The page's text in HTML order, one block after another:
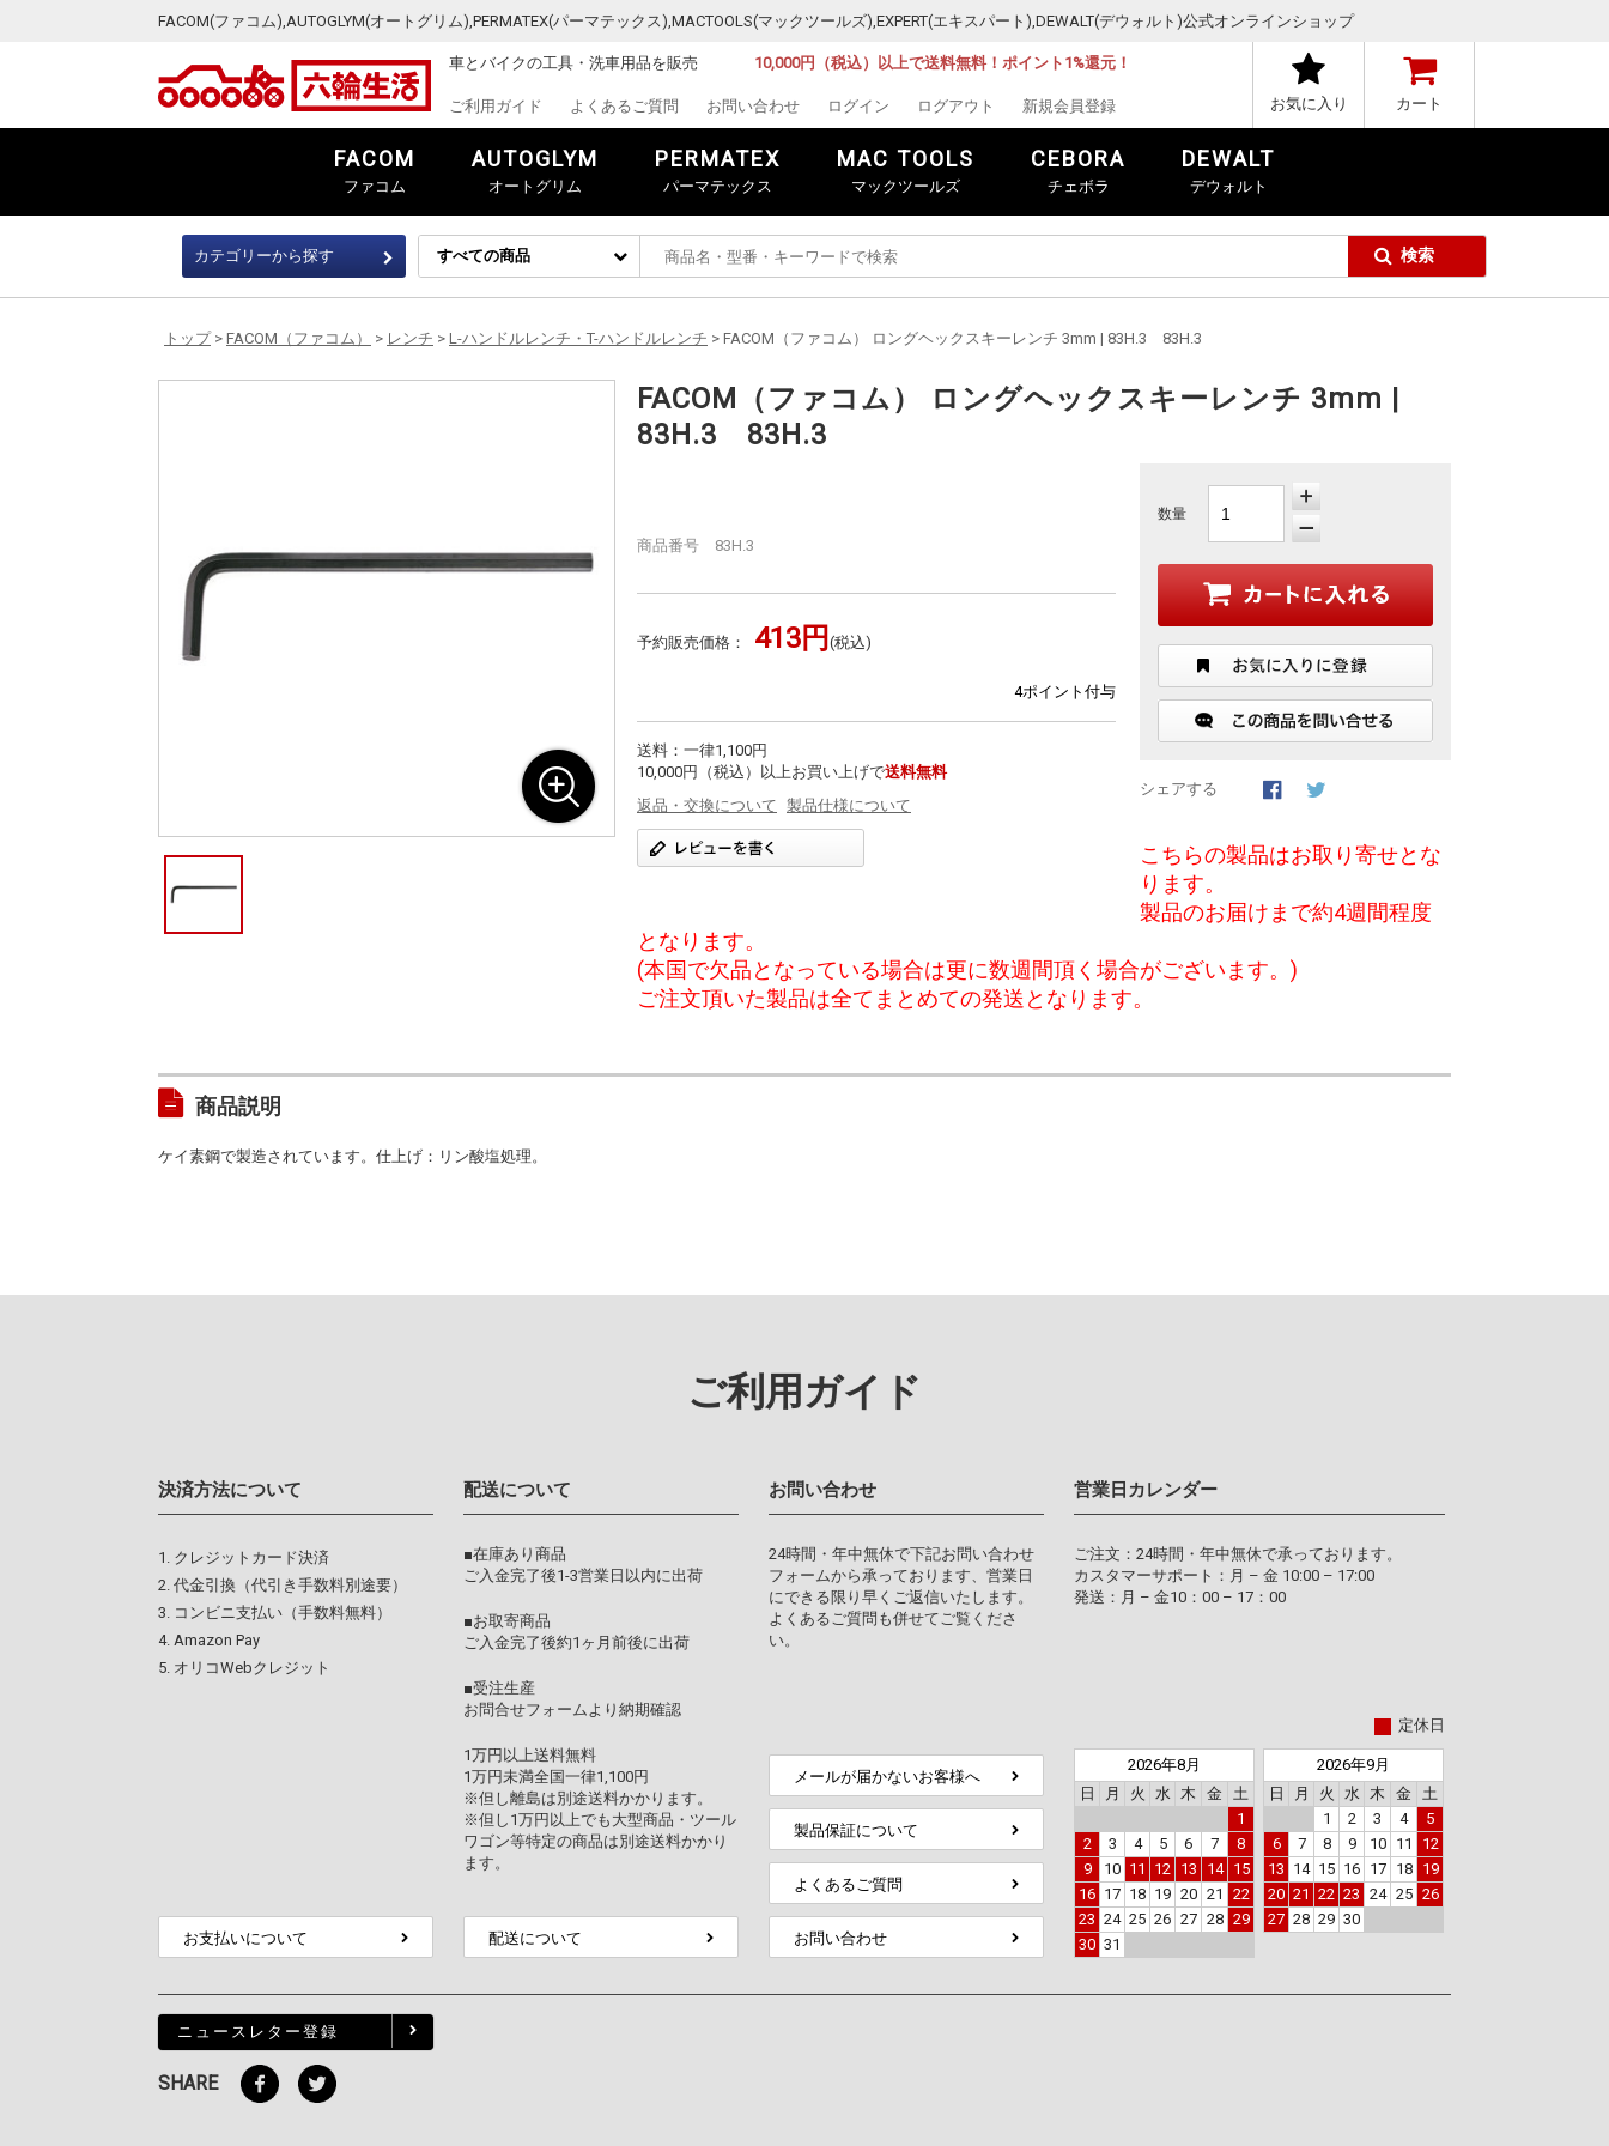
FACOM(ファコム),AUTOGLYM(オートグリム),PERMATEX(パーマテックス),MACTOOLS(マックツールズ),EXPERT(エキスパート),DEWALT(デウォルト)公式オンラインショップ
車とバイクの工具・洗車用品を販売 10,000円（税込）以上で送料無料！ポイント1%還元！
ご利用ガイド よくあるご質問 お問い合わせ ログイン ログアウト 新規会員登録 お気に入り カート
FACOM
ファコム
AUTOGLYM
オートグリム
PERMATEX
パーマテックス
MAC TOOLS
マックツールズ
CEBORA
チェボラ
DEWALT
デウォルト
カテゴリーから探す
トップ> FACOM（ファコム） > レンチ > L-ハンドルレンチ・T-ハンドルレンチ > FACOM（ファコム） ロングヘックスキーレンチ 3mm | 83H.3 83H.3
FACOM（ファコム） ロングヘックスキーレンチ 3mm |
83H.3 83H.3
商品番号 83H.3
予約販売価格： 413円 (税込)
4ポイント付与
送料：一律1,100円
10,000円（税込）以上お買い上げで送料無料
返品・交換について 製品仕様について
数量
シェアする
こちらの製品はお取り寄せとな
ります。
製品のお届けまで約4週間程度
となります。
(本国で欠品となっている場合は更に数週間頂く場合がございます。)
ご注文頂いた製品は全てまとめての発送となります。
商品説明
ケイ素鋼で製造されています。仕上げ：リン酸塩処理。
ご利用ガイド
決済方法について
クレジットカード決済
代金引換（代引き手数料別途要）
コンビニ支払い（手数料無料）
Amazon Pay
オリコWebクレジット
お支払いについて
配送について
■在庫あり商品
ご入金完了後1-3営業日以内に出荷
■お取寄商品
ご入金完了後約1ヶ月前後に出荷
■受注生産
お問合せフォームより納期確認
1万円以上送料無料
1万円未満全国一律1,100円
※但し離島は別途送料かかります。
※但し1万円以上でも大型商品・ツール
ワゴン等特定の商品は別途送料かかり
ます。
配送について
お問い合わせ
24時間・年中無休で下記お問い合わせ
フォームから承っております、営業日
にできる限り早くご返信いたします。
よくあるご質問も併せてご覧くださ
い。
メールが届かないお客様へ
製品保証について
よくあるご質問
お問い合わせ
営業日カレンダー
ご注文：24時間・年中無休で承っております。
カスタマーサポート：月 – 金 10:00 – 17:00
発送：月 – 金10：00 – 17：00
定休日
2026年8月
日
月 火 水 木 金
土
1
2
3 4 5 6 7
8
9
10 11 12 13 14
15
16 17 18 19 20 21
22
23 24 25 26 27 28 29
30 31
2026年9月
日
月 火 水 木 金
土
1
2 3 4
5
6
7 8 9 10 11
12
13 14 15 16 17 18
19
20 21 22 23 24 25 26
27 28 29 30
ニュースレター登録
SHARE